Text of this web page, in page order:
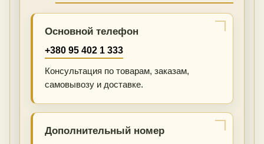
Основной телефон
+380 95 402 1 333
Консультация по товарам, заказам,
самовывозу и доставке.
Дополнительный номер